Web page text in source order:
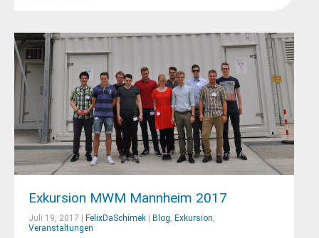
Exkursion MWM Mannheim 2017
Juli 19, 2017 | FelixDaSchimek Blog, Exkursion,
Veranstaltungen